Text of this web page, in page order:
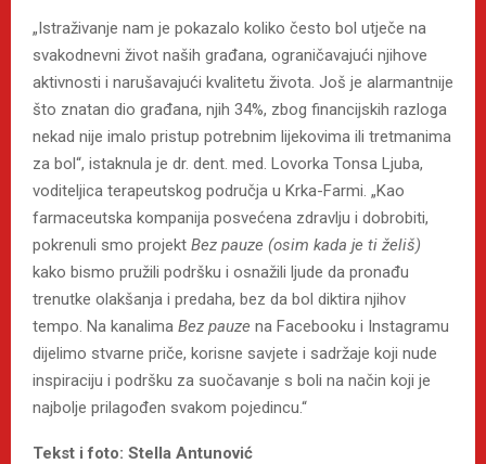
„Istraživanje nam je pokazalo koliko često bol utječe na
svakodnevni život naših građana, ograničavajući njihove
aktivnosti i narušavajući kvalitetu života. Još je alarmantnije
što znatan dio građana, njih 34%, zbog financijskih razloga
nekad nije imalo pristup potrebnim lijekovima ili tretmanima
za bol“, istaknula je dr. dent. med. Lovorka Tonsa Ljuba,
voditeljica terapeutskog područja u Krka-Farmi. „Kao
farmaceutska kompanija posvećena zdravlju i dobrobiti,
pokrenuli smo projekt Bez pauze (osim kada je ti želiš)
kako bismo pružili podršku i osnažili ljude da pronađu
trenutke olakšanja i predaha, bez da bol diktira njihov
tempo. Na kanalima Bez pauze na Facebooku i Instagramu
dijelimo stvarne priče, korisne savjete i sadržaje koji nude
inspiraciju i podršku za suočavanje s boli na način koji je
najbolje prilagođen svakom pojedincu.“
Tekst i foto: Stella Antunović